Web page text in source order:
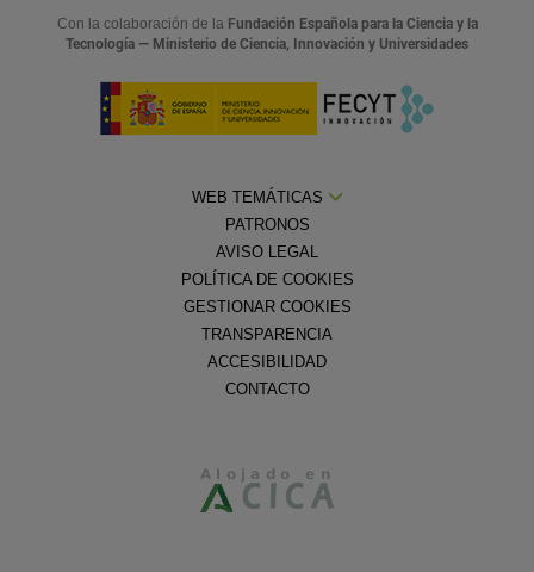
Con la colaboración de la Fundación Española para la Ciencia y la
Tecnología — Ministerio de Ciencia, Innovación y Universidades
WEB TEMÁTICAS
PATRONOS
AVISO LEGAL
POLÍTICA DE COOKIES
GESTIONAR COOKIES
TRANSPARENCIA
ACCESIBILIDAD
CONTACTO